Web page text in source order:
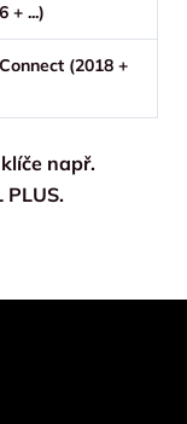
+ ...)
(2018 +
např.
PLUS.